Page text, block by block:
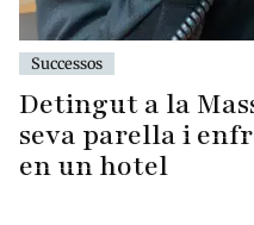
Successos
Detingut a la
seva parella i
en un hotel